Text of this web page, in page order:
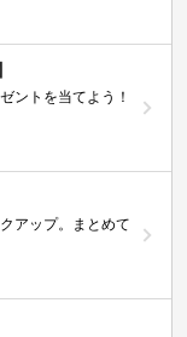
ントを当てよう！
アップ。まとめて